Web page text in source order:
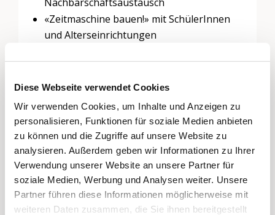
Diese Webseite verwendet Cookies
Wir verwenden Cookies, um Inhalte und Anzeigen zu
personalisieren, Funktionen für soziale Medien anbieten
zu können und die Zugriffe auf unsere Website zu
analysieren. Außerdem geben wir Informationen zu Ihrer
Verwendung unserer Website an unsere Partner für
soziale Medien, Werbung und Analysen weiter. Unsere
Partner führen diese Informationen möglicherweise mit
weiteren Daten zusammen, die Sie ihnen bereitgestellt
«Zeitmaschine bauen!» mit SchülerInnen
und Alterseinrichtungen
Für alle, die sich für Generationenprojekte in
der Stadt Zürich interessieren – ob Jung oder
Alt, ob bereits in Generationenprojekten tätig
oder daran interessiert. Es wird präsentiert,
diskutiert und aufgegleist.